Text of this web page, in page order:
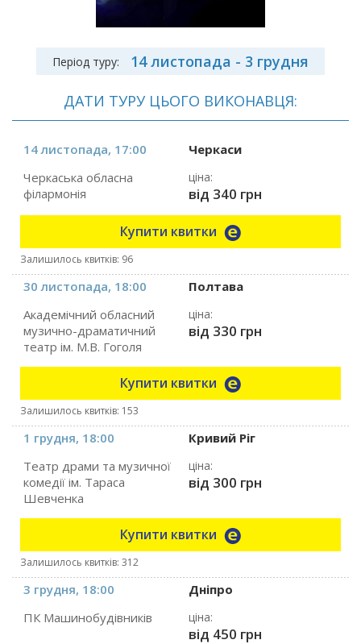
Період туру: 14 листопада - 3 грудня
ДАТИ ТУРУ ЦЬОГО ВИКОНАВЦЯ:
14 листопада, 17:00
Черкаси
Черкаська обласна
філармонія
ціна:
від 340 грн
Купити квитки
Залишилось квитків: 96
30 листопада, 18:00
Полтава
Академічний обласний
музично-драматичний
театр ім. М.В. Гоголя
ціна:
від 330 грн
Купити квитки
Залишилось квитків: 153
1 грудня, 18:00
Кривий Ріг
Театр драми та музичної
комедії ім. Тараса
Шевченка
ціна:
від 300 грн
Купити квитки
Залишилось квитків: 312
3 грудня, 18:00
Дніпро
ПК Машинобудівників
ціна:
від 450 грн